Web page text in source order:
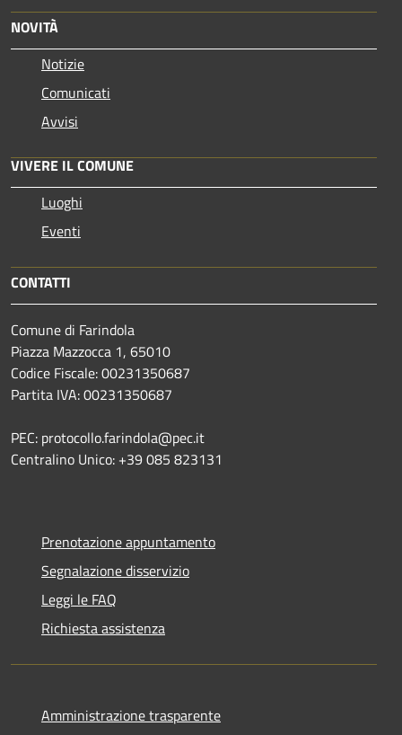
NOVITÀ
Notizie
Comunicati
Avvisi
VIVERE IL COMUNE
Luoghi
Eventi
CONTATTI
Comune di Farindola
Piazza Mazzocca 1, 65010
Codice Fiscale: 00231350687
Partita IVA: 00231350687
PEC: protocollo.farindola@pec.it
Centralino Unico: +39 085 823131
Prenotazione appuntamento
Segnalazione disservizio
Leggi le FAQ
Richiesta assistenza
Amministrazione trasparente